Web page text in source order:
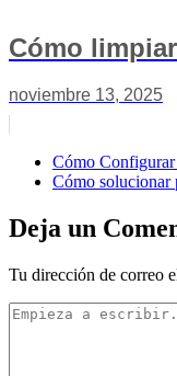
Cómo
noviembre 13, 2025
Cómo
Cómo solucionar
Deja un
Tu dirección de correo